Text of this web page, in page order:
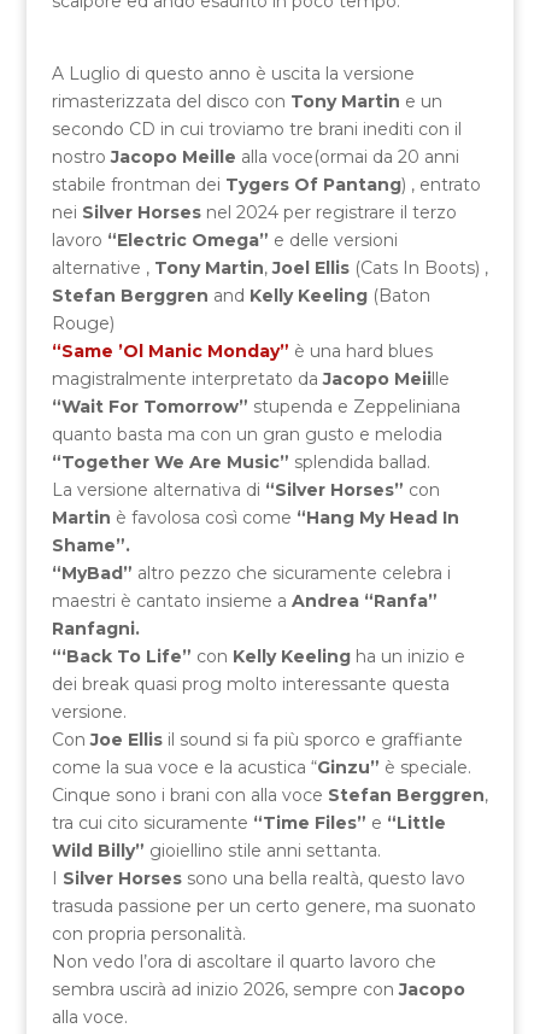
A Luglio di questo anno è uscita la versione
rimasterizzata del disco con Tony Martin e un
secondo CD in cui troviamo tre brani inediti con il
nostroJacopo Meille alla voce(ormai da 20 anni
stabile frontman dei Tygers Of Pantang) , entrato
nei Silver Horsesnel 2024 per registrare il terzo
lavoro “Electric Omega” e delle versioni
alternative , Tony Martin,Joel Ellis(Cats In Boots) ,
Stefan Berggren and Kelly Keeling (Baton
Rouge)
“Same ’Ol Manic Monday” è una hard blues
magistralmente interpretato daJacopo Meiille
“Wait For Tomorrow” stupenda e Zeppeliniana
quanto basta ma con un gran gusto e melodia
“Together We Are Music” splendida ballad.
La versione alternativa di “Silver Horses” con
Martin è favolosa così come “Hang My Head In
Shame”.
“MyBad” altro pezzo che sicuramente celebra i
maestri è cantato insieme a Andrea “Ranfa”
Ranfagni.
“‘Back To Life” con Kelly Keelingha un inizio e
dei break quasi prog molto interessante questa
versione.
ConJoe Ellisil sound si fa più sporco e graffiante
come la sua voce e la acustica “Ginzu” è speciale.
Cinque sono i brani con alla voce Stefan Berggren,
tra cui cito sicuramente “Time Files” e “Little
Wild Billy” gioiellino stile anni settanta.
I Silver Horses sono una bella realtà, questo lavo
trasuda passione per un certo genere, ma suonato
con propria personalità.
Non vedo l’ora di ascoltare il quarto lavoro che
sembra uscirà ad inizio 2026, sempre con Jacopo
alla voce.